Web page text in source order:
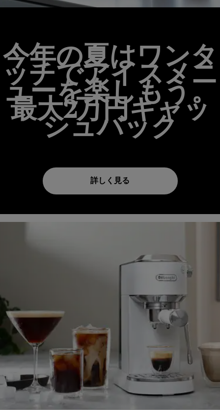
今年の夏はワンタ
ッチでアイスメニ
ューを楽しもう。
最大2万円キャッ
シュバック
詳しく見る